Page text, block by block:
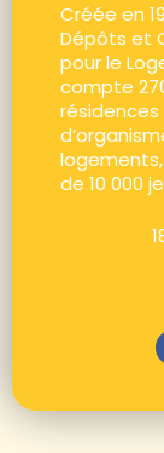
Créée en
Dépôts et
pour le
compte
logements,
de 10 000